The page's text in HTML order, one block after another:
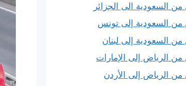
السعودية الى الجزائر
من السعودية إلى تونس
السعودية إلى لبنان
من الرياض إلى الإمارات
الرياض إلى الأردن